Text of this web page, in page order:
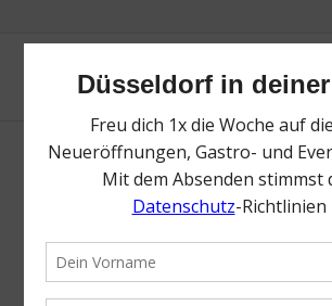
The qool
27. Februar 2023 /